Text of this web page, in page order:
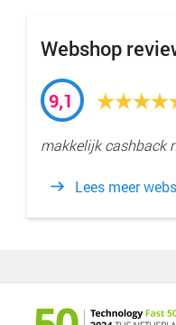
Webshop
9,1
makkelijk cashback
Lees meer